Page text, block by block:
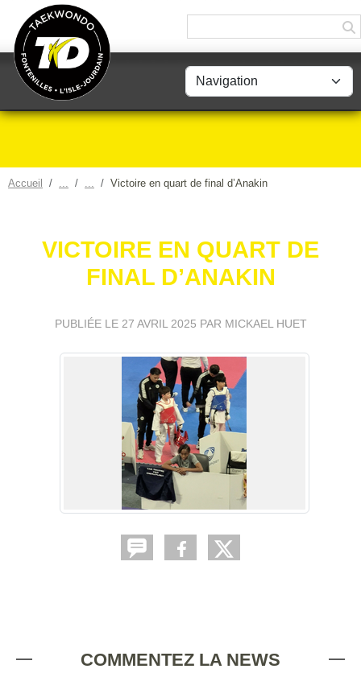
Accueil Victoire en quart de final d’Anakin
VICTOIRE EN QUART DE
FINAL D’ANAKIN
PUBLIÉE LE 27 AVRIL 2025 PAR MICKAEL HUET
COMMENTEZ LA NEWS
Panneau de gestion des cookies